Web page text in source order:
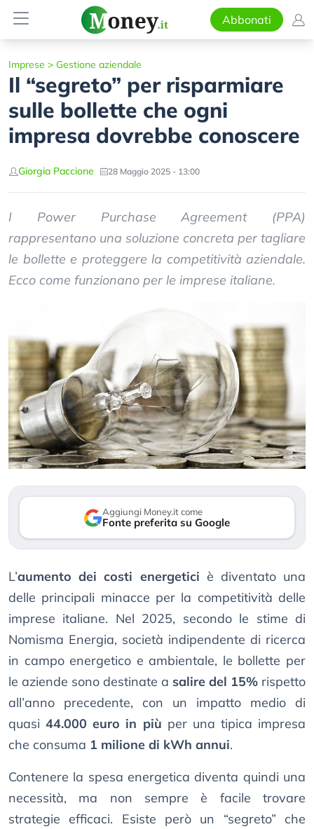
Abbonati
Imprese > Gestione aziendale
Il “segreto” per risparmiare
sulle bollette che ogni
impresa dovrebbe conoscere
Giorgia Paccione 28 Maggio 2025 - 13:00
I Power Purchase Agreement (PPA)
rappresentano una soluzione concreta per tagliare
le bollette e proteggere la competitività aziendale.
Ecco come funzionano per le imprese italiane.
Aggiungi Money.it come
Fonte preferita su Google
L’aumento dei costi energetici è diventato una
delle principali minacce per la competitività delle
imprese italiane. Nel 2025, secondo le stime di
Nomisma Energia, società indipendente di ricerca
in campo energetico e ambientale, le bollette per
le aziende sono destinate a salire del 15% rispetto
all’anno precedente, con un impatto medio di
quasi44.000 euro in più per una tipica impresa
che consuma 1 milione di kWh annui.
Contenere la spesa energetica diventa quindi una
necessità, ma non sempre è facile trovare
strategie efficaci. Esiste però un “segreto” che